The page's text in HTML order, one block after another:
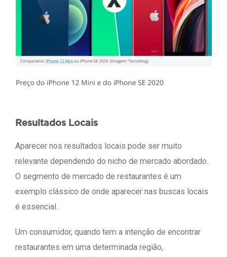
Resultados Locais
Aparecer nos resultados locais pode ser muito
relevante dependendo do nicho de mercado abordado.
O segmento de mercado de restaurantes é um
exemplo clássico de onde aparecer nas buscas locais
é essencial.
Um consumidor, quando tem a intenção de encontrar
restaurantes em uma determinada região,